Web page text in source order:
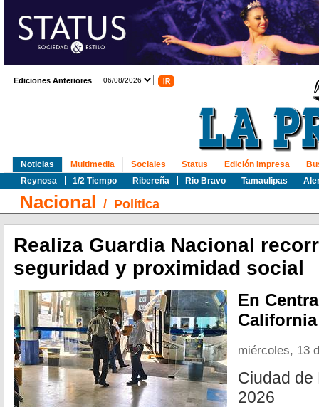
Ediciones Anteriores
Noticias
Reynosa
1/2 Tiempo Ribereña Rio Bravo Tamaulipas
Multimedia Sociales Status Edición Impresa
Nacional / Política
Realiza Guardia Nacional
seguridad y proximidad social
En
miércoles, 13
Ciudad de
2026